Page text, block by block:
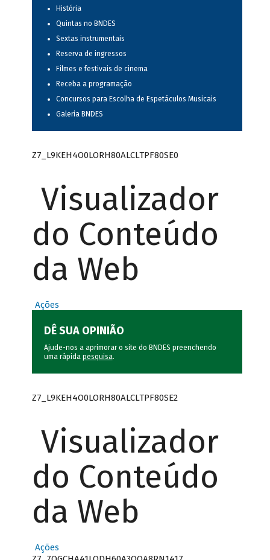
História
Quintas no BNDES
Sextas instrumentais
Reserva de ingressos
Filmes e festivais de cinema
Receba a programação
Concursos para Escolha de Espetáculos Musicais
Galeria BNDES
Z7_L9KEH4O0LORH80ALCLTPF80SE0
Visualizador
do Conteúdo
da Web
Ações
DÊ SUA OPINIÃO
Ajude-nos a aprimorar o site do BNDES preenchendo
uma rápida pesquisa.
Z7_L9KEH4O0LORH80ALCLTPF80SE2
Visualizador
do Conteúdo
da Web
Ações